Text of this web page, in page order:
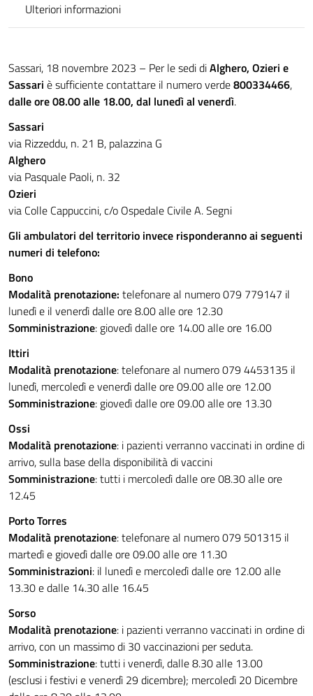
Ulteriori informazioni
Sassari, 18 novembre 2023 – Per le sedi diAlghero, Ozieri e
Sassari è sufficiente contattare il numero verde800334466,
dalle ore 08.00 alle 18.00, dal lunedì al venerdì.
Sassari
via Rizzeddu, n. 21 B, palazzina G
Alghero
via Pasquale Paoli, n. 32
Ozieri
via Colle Cappuccini, c/o Ospedale Civile A. Segni
Gli ambulatori del territorio invece risponderanno ai seguenti
numeri di telefono:
Bono
Modalità prenotazione: telefonare al numero 079 779147 il
lunedì e il venerdì dalle ore 8.00 alle ore 12.30
Somministrazione: giovedì dalle ore 14.00 alle ore 16.00
Ittiri
Modalità prenotazione: telefonare al numero 079 4453135 il
lunedì, mercoledì e venerdì dalle ore 09.00 alle ore 12.00
Somministrazione: giovedì dalle ore 09.00 alle ore 13.30
Ossi
Modalità prenotazione: i pazienti verranno vaccinati in ordine di
arrivo, sulla base della disponibilità di vaccini
Somministrazione: tutti i mercoledì dalle ore 08.30 alle ore
12.45
Porto Torres
Modalità prenotazione: telefonare al numero 079 501315 il
martedì e giovedì dalle ore 09.00 alle ore 11.30
Somministrazioni: il lunedì e mercoledì dalle ore 12.00 alle
13.30 e dalle 14.30 alle 16.45
Sorso
Modalità prenotazione: i pazienti verranno vaccinati in ordine di
arrivo, con un massimo di 30 vaccinazioni per seduta.
Somministrazione: tutti i venerdì, dalle 8.30 alle 13.00
(esclusi i festivi e venerdì 29 dicembre); mercoledì 20 Dicembre